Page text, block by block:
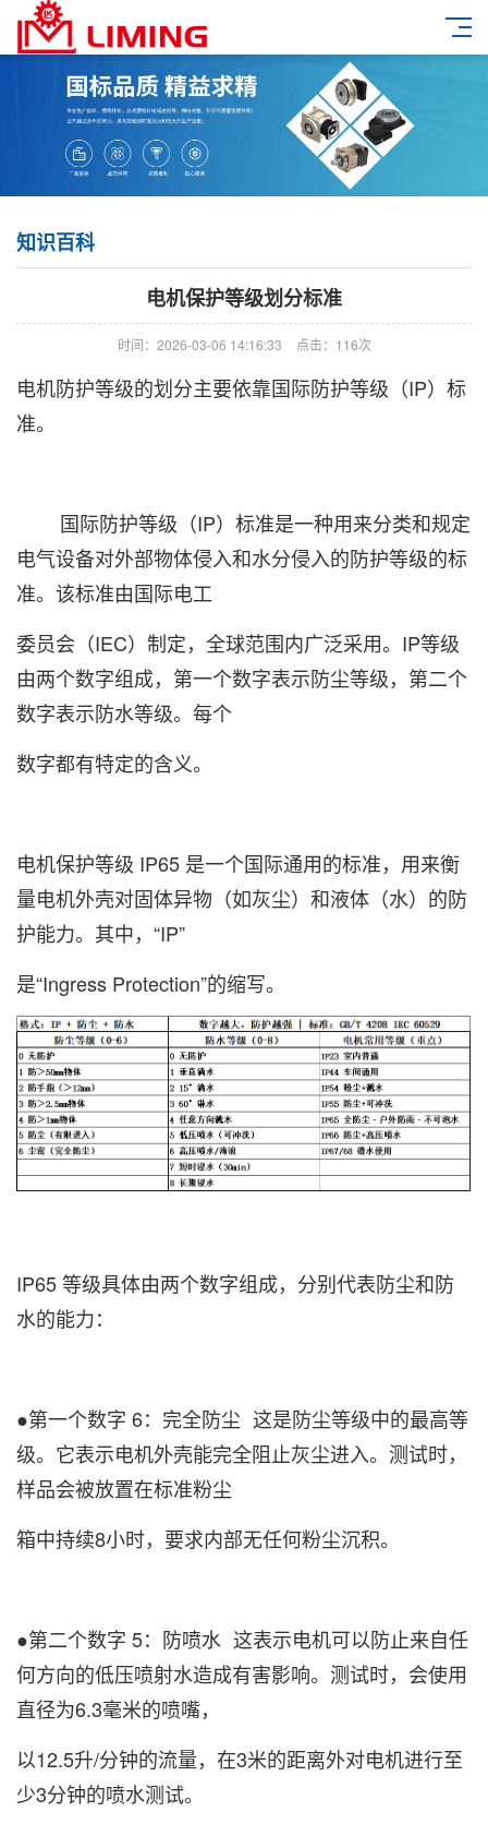
知识百科
电机保护等级划分标准
时间：2026-03-06 14:16:33 点击：116次
电机防护等级的划分主要依靠国际防护等级（IP）标
准。
国际防护等级（IP）标准是一种用来分类和规定
电气设备对外部物体侵入和水分侵入的防护等级的标
准。该标准由国际电工
委员会（IEC）制定，全球范围内广泛采用。IP等级
由两个数字组成，第一个数字表示防尘等级，第二个
数字表示防水等级。每个
数字都有特定的含义。
电机保护等级 IP65 是一个国际通用的标准，用来衡
量电机外壳对固体异物（如灰尘）和液体（水）的防
护能力。其中，“IP”
是“Ingress Protection”的缩写。
IP65 等级具体由两个数字组成，分别代表防尘和防
水的能力：
●第一个数字 6： 完全防尘 这是防尘等级中的最高等
级。它表示电机外壳能完全阻止灰尘进入。测试时，
样品会被放置在标准粉尘
箱中持续8小时，要求内部无任何粉尘沉积。
●第二个数字 5：防喷水 这表示电机可以防止来自任
何方向的低压喷射水造成有害影响。测试时，会使用
直径为6.3毫米的喷嘴，
以12.5升/分钟的流量，在3米的距离外对电机进行至
少3分钟的喷水测试。